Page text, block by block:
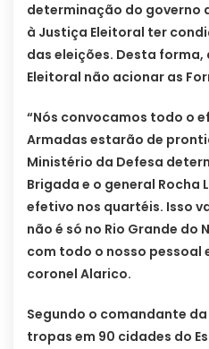
determinação do governo
à Justiça Eleitoral ter
das eleições. Desta
Eleitoral não acionar as
“Nós convocamos todo o
Armadas estarão de
Ministério da Defesa
Brigada e o general
efetivo nos quartéis. Isso
não é só no Rio Grande do
com todo o nosso pessoal
coronel Alarico.
Segundo o comandante
tropas em 90 cidades do